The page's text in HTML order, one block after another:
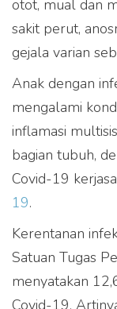
otot, mual dan
sakit perut,
gejala varian
Anak dengan
mengalami
inflamasi
bagian tubuh,
Covid-19
19.
Kerentanan
Satuan Tugas
menyatakan
Covid-19.